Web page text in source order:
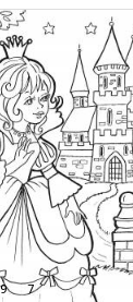
9 7